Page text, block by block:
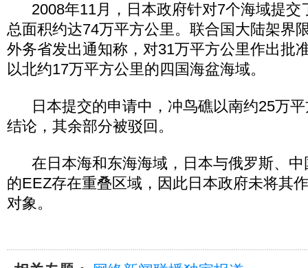
2008年11月，日本政府针对7个海域提交
总面积约达74万平方公里。联合国大陆架界
外务省发出通知称，对31万平方公里作出批
以北约17万平方公里的四国海盆海域。
日本提交的申请中，冲鸟礁以南约25万平
结论，其余部分被驳回。
在日本海和东海海域，日本与俄罗斯、中
的EEZ存在重叠区域，因此日本政府未将其
对象。